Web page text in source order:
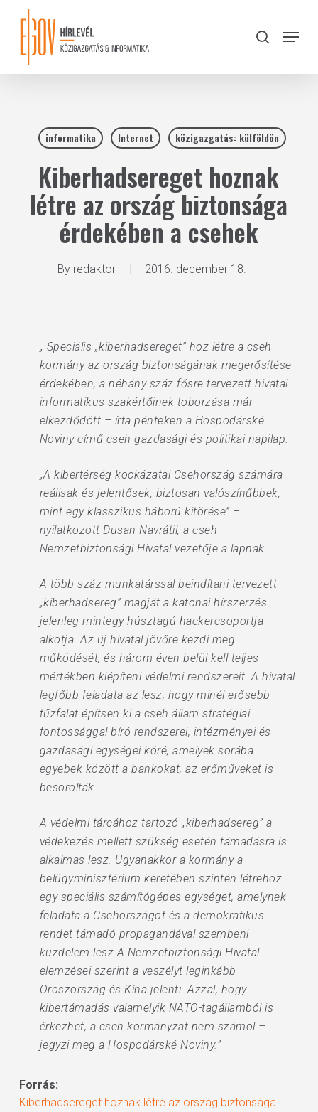
content
search
Menu
informatika Internet közigazgatás: külföldön
Kiberhadsereget hoznak
létre az ország biztonsága
érdekében a csehek
By redaktor 2016. december 18.
„ Speciális „kiberhadsereget” hoz létre a cseh
kormány az ország biztonságának megerősítése
érdekében, a néhány száz fősre tervezett hivatal
informatikus szakértőinek toborzása már
elkezdődött – írta pénteken a Hospodárské
Noviny című cseh gazdasági és politikai napilap.
„A kibertérség kockázatai Csehország számára
reálisak és jelentősek, biztosan valószínűbbek,
mint egy klasszikus háború kitörése” –
nyilatkozott Dusan Navrátil, a cseh
Nemzetbiztonsági Hivatal vezetője a lapnak.
A több száz munkatárssal beindítani tervezett
„kiberhadsereg” magját a katonai hírszerzés
jelenleg mintegy húsztagú hackercsoportja
alkotja. Az új hivatal jövőre kezdi meg
működését, és három éven belül kell teljes
mértékben kiépíteni védelmi rendszereit. A hivatal
legfőbb feladata az lesz, hogy minél erősebb
tűzfalat építsen ki a cseh állam stratégiai
fontossággal bíró rendszerei, intézményei és
gazdasági egységei köré, amelyek sorába
egyebek között a bankokat, az erőműveket is
besorolták.
A védelmi tárcához tartozó „kiberhadsereg” a
védekezés mellett szükség esetén támadásra is
alkalmas lesz. Ugyanakkor a kormány a
belügyminisztérium keretében szintén létrehoz
egy speciális számítógépes egységet, amelynek
feladata a Csehországot és a demokratikus
rendet támadó propagandával szembeni
küzdelem lesz.A Nemzetbiztonsági Hivatal
elemzései szerint a veszélyt leginkább
Oroszország és Kína jelenti. Azzal, hogy
kibertámadás valamelyik NATO-tagállamból is
érkezhet, a cseh kormányzat nem számol –
jegyzi meg a Hospodárské Noviny.”
Forrás:
Kiberhadsereget hoznak létre az ország biztonsága
Close